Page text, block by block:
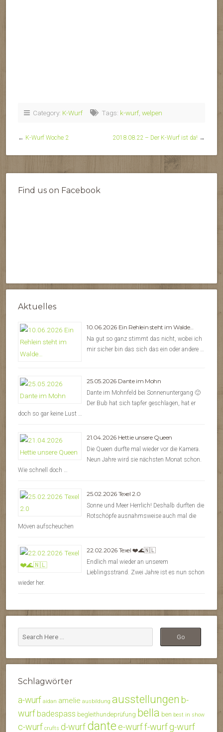
Category: K-Wurf Tags: k-wurf welpen
← K-Wurf Woche 2 2018.08.22 – Der K-Wurf ist da! →
Find us on Facebook
Aktuelles
10.06.2026 Ein Rehlein steht im Walde…
Na gut so ganz stimmt das nicht, wobei ich
mir sicher bin das sich das ein oder andere …
25.05.2026 Dante im Mohn
Dante im Mohnfeld bei Sonnenuntergang 🙂
Der Bub hat sich tapfer geschlagen, hat er
doch so gar keine Lust …
21.04.2026 Hettie unsere Queen
Die Queen durfte mal wieder vor die Kamera.
Neun Jahre wird sie nächsten Monat schon.
Wie schnell doch …
25.02.2026 Texel 2.0
Sonne und Meer Herrlich! Deshalb durften die
Rotschöpfe ausnahmsweise auch mal die
Möven aufscheuchen
22.02.2026 Texel ❤️🌊🇳🇱
Endlich mal wieder an unserem
Lieblingsstrand. Zwei Jahre ist es nun schon
wieder her.
Schlagwörter
a-wurf aidan amelie ausbildung ausstellungen b-
wurf badespass begleithundeprüfung bella ben best in show
c-wurf crufts d-wurfdante e-wurff-wurfg-wurf